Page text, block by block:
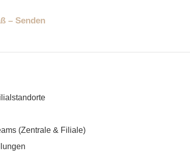
– Senden
(Zentrale & Filiale)